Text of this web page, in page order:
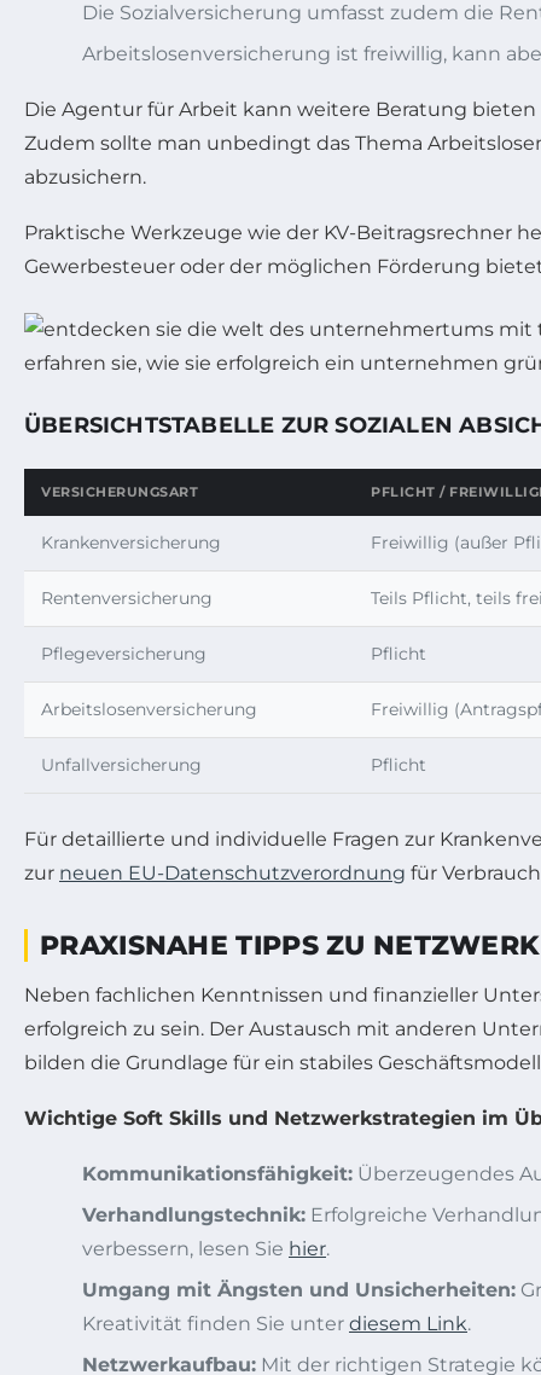
Die Sozialversicherung umfasst zudem die
Arbeitslosenversicherung ist freiwillig, kann
Die Agentur für Arbeit kann weitere Beratung
Zudem sollte man unbedingt das Thema
abzusichern.
Praktische Werkzeuge wie der KV-Beitragsrechner
Gewerbesteuer oder der möglichen Förderung
ÜBERSICHTSTABELLE ZUR SOZIALEN
VERSICHERUNGSART PFLICHT /
Krankenversicherung Freiwillig (außer
Rentenversicherung Teils Pflicht, teils
Pflegeversicherung Pflicht
Arbeitslosenversicherung Freiwillig
Unfallversicherung Pflicht
Für detaillierte und individuelle Fragen zur
zur neuen EU-Datenschutzverordnung für
PRAXISNAHE TIPPS ZU
Neben fachlichen Kenntnissen und finanzieller
erfolgreich zu sein. Der Austausch mit anderen
bilden die Grundlage für ein stabiles
Wichtige Soft Skills und Netzwerkstrategien im
Kommunikationsfähigkeit: Überzeugendes
Verhandlungstechnik: Erfolgreiche
verbessern, lesen Sie hier.
Umgang mit Ängsten und Unsicherheiten:
Kreativität finden Sie unter diesem Link.
Netzwerkaufbau: Mit der richtigen Strategie